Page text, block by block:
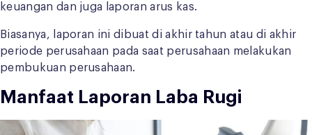
keuangan dan juga laporan arus kas.
Biasanya, laporan ini dibuat di akhir tahun atau di akhir
periode perusahaan pada saat perusahaan melakukan
pembukuan perusahaan.
Manfaat Laporan Laba Rugi